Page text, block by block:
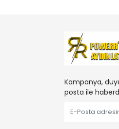
Kampanya,
posta ile